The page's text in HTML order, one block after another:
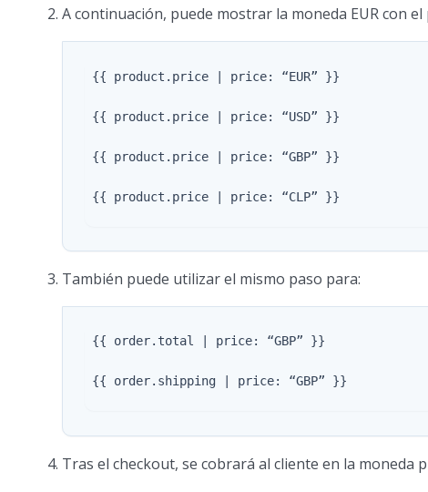
A continuación, puede mostrar la moneda EUR con
{{ product.price | price: “EUR” }}
También puede utilizar el mismo paso para:
{{ order.total | price: “GBP” }}
Tras el checkout, se cobrará al cliente en la moneda